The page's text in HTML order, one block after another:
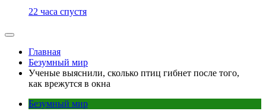
22 часа спустя
Главная
Безумный мир
Ученые выяснили, сколько птиц гибнет после того,
как врежутся в окна
Безумный мир